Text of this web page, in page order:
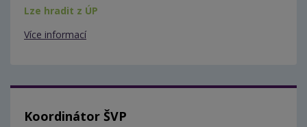
Lze hradit z ÚP
Více informací
Koordinátor ŠVP